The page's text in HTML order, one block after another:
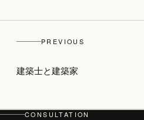
PHILOSOPHY
PREVIOUS
建築士と建築家
CONSULTATION